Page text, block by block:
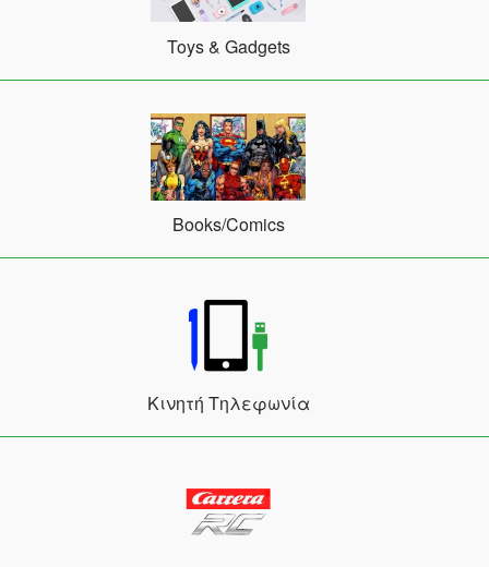
Toys & Gadgets
Books/Comics
Κινητή Τηλεφωνία